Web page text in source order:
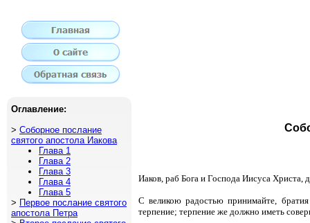
Иаков, раб Бога и Господа Иисуса Христа,
С великою радостью принимайте,
терпение; терпение же должно иметь
Оглавление:
> Соборное послание
святого апостола Иакова
Глава 1
Глава 2
Глава 3
Глава 4
Глава 5
> Первое послание святого
апостола Петра